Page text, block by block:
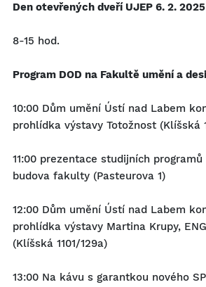
Den otevřených dveří UJEP 6. 2. 2025
8-15 hod.
Program DOD na Fakultě umění a
10:00 Dům umění Ústí nad Labem
prohlídka výstavy Totožnost (Klíšská
11:00 prezentace studijních
budova fakulty (Pasteurova 1)
12:00 Dům umění Ústí nad Labem
prohlídka výstavy Martina Krupy,
(Klíšská 1101/129a)
13:00 Na kávu s garantkou nového